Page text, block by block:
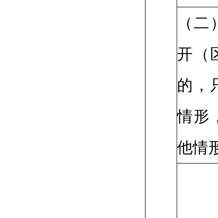
（
开（
的，
情形
他情